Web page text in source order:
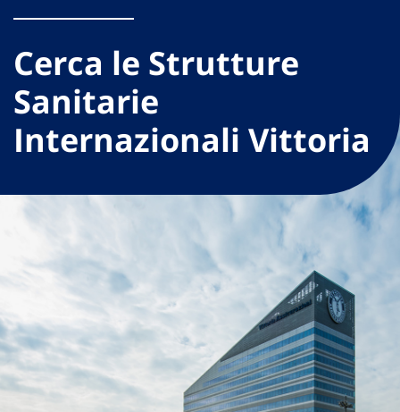
Cerca le Strutture
Sanitarie
Internazionali Vittoria